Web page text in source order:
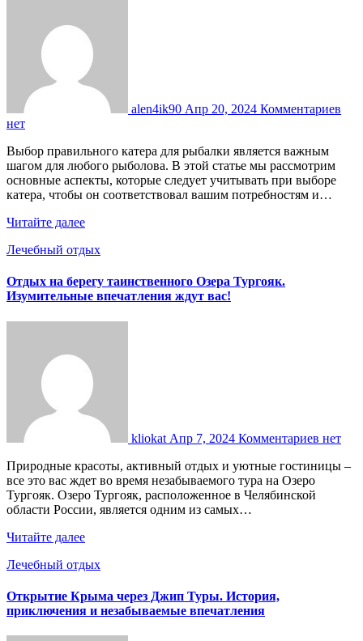
alen4ik90 Апр 20, 2024 Комментариев
нет
Выбор правильного катера для рыбалки является важным
шагом для любого рыболова. В этой статье мы рассмотрим
основные аспекты, которые следует учитывать при выборе
катера, чтобы он соответствовал вашим потребностям и…
Читайте далее
Лечебный отдых
Отдых на берегу таинственного Озера Тургояк.
Изумительные впечатления ждут вас!
kliokat Апр 7, 2024 Комментариев нет
Природные красоты, активный отдых и уютные гостиницы –
все это вас ждет во время незабываемого тура на Озеро
Тургояк. Озеро Тургояк, расположенное в Челябинской
области России, является одним из самых…
Читайте далее
Лечебный отдых
Открытие Крыма через Джип Туры. История,
приключения и незабываемые впечатления